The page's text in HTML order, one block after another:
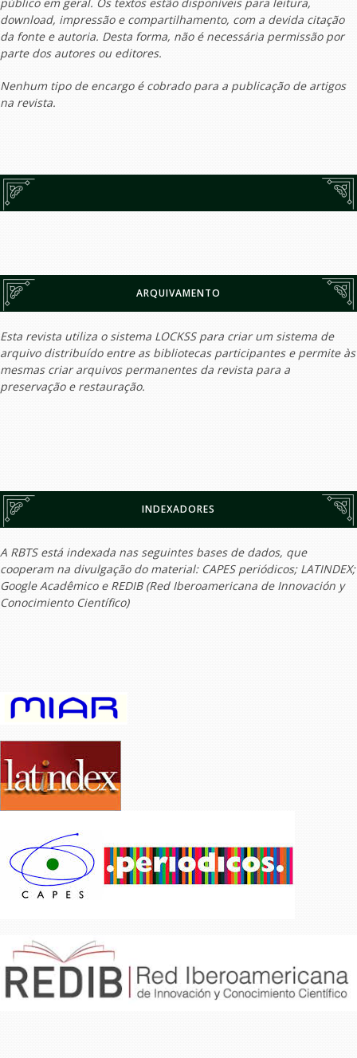
download, impressão e compartilhamento, com a devida citação
da fonte e autoria. Desta forma, não é necessária permissão por
parte dos autores ou editores.
Nenhum tipo de encargo é cobrado para a publicação de artigos
na revista.
ARQUIVAMENTO
Esta revista utiliza o sistema LOCKSS para criar um sistema de
arquivo distribuído entre as bibliotecas participantes e permite às
mesmas criar arquivos permanentes da revista para a
preservação e restauração.
INDEXADORES
A RBTS está indexada nas seguintes bases de dados, que
cooperam na divulgação do material: CAPES periódicos; LATINDEX;
Google Acadêmico e REDIB (Red Iberoamericana de Innovación y
Conocimiento Científico)